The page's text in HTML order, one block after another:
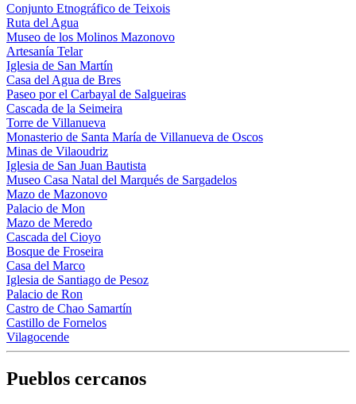
Conjunto Etnográfico de Teixois
Ruta del Agua
Museo de los Molinos Mazonovo
Artesanía Telar
Iglesia de San Martín
Casa del Agua de Bres
Paseo por el Carbayal de Salgueiras
Cascada de la Seimeira
Torre de Villanueva
Monasterio de Santa María de Villanueva de Oscos
Minas de Vilaoudriz
Iglesia de San Juan Bautista
Museo Casa Natal del Marqués de Sargadelos
Mazo de Mazonovo
Palacio de Mon
Mazo de Meredo
Cascada del Cioyo
Bosque de Froseira
Casa del Marco
Iglesia de Santiago de Pesoz
Palacio de Ron
Castro de Chao Samartín
Castillo de Fornelos
Vilagocende
Pueblos cercanos